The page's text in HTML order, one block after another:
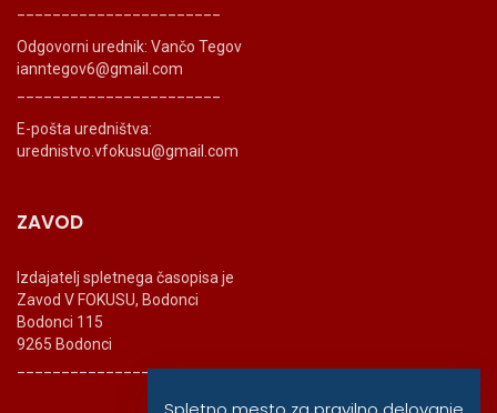
Odgovorni urednik: Vančo Tegov
ianntegov6@gmail.com
E-pošta uredništva:
urednistvo.vfokusu@gmail.com
ZAVOD
Izdajatelj spletnega časopisa je
Zavod V FOKUSU, Bodonci
Bodonci 115
9265 Bodonci
_______________________